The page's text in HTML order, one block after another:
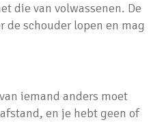
die van volwassenen. De
de schouder lopen en mag
iemand anders moet
en je hebt geen of